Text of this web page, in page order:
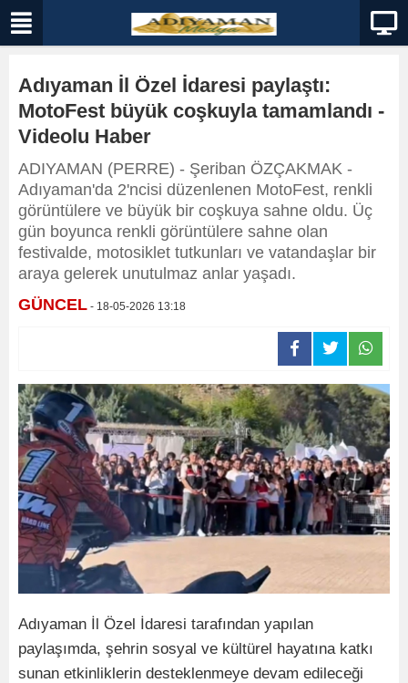
Adıyaman İl Özel İdaresi paylaştı:
MotoFest büyük coşkuyla tamamlandı -
Videolu Haber
ADIYAMAN (PERRE) - Şeriban ÖZÇAKMAK -
Adıyaman'da 2'ncisi düzenlenen MotoFest, renkli
görüntülere ve büyük bir coşkuya sahne oldu. Üç
gün boyunca renkli görüntülere sahne olan
festivalde, motosiklet tutkunları ve vatandaşlar bir
araya gelerek unutulmaz anlar yaşadı.
GÜNCEL - 18-05-2026 13:18
Adıyaman İl Özel İdaresi tarafından yapılan
paylaşımda, şehrin sosyal ve kültürel hayatına katkı
sunan etkinliklerin desteklenmeye devam edileceği